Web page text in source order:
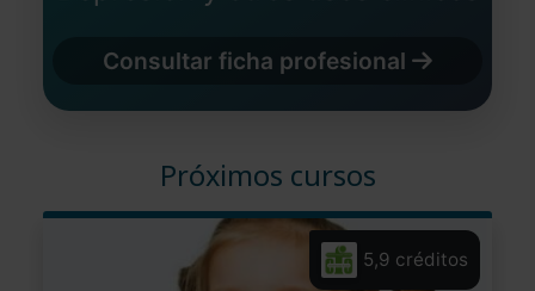
Consultar ficha profesional
Próximos cursos
5,9 créditos